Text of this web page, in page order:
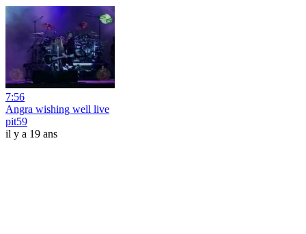
7:56
Angra wishing well live
pit59
il y a 19 ans